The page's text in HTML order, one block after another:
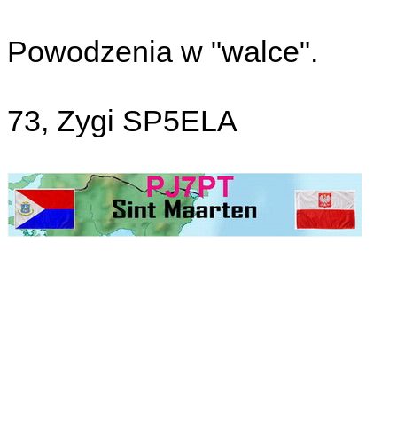
Powodzenia w "walce".
73, Zygi SP5ELA